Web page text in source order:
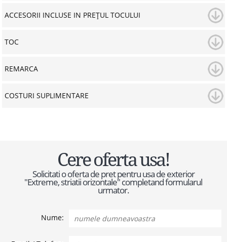
ACCESORII INCLUSE IN PREȚUL TOCULUI
TOC
REMARCA
COSTURI SUPLIMENTARE
Cere oferta usa!
Solicitati o oferta de pret pentru usa de exterior
"Extreme, striatii orizontale" completand formularul
urmator.
Nume: